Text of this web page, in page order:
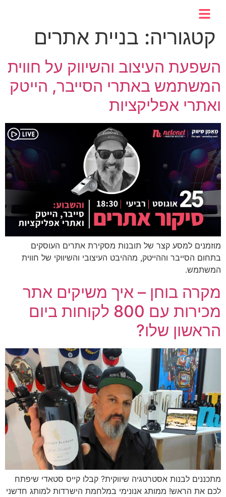
קטגוריה: בניית אתרים
השפעת העיצוב והשיווק על חווית
המשתמש באתרי הסייבר, הייטק
ואתרי אפליקציות
מוזמנים למסע קצר של תובנות מסקירת אתרים העוסקים
בתחום הסייבר וההייטק, מההיבט העיצובי והשיווקי של חווית
המשתמש.
מקרה בוחן – איך משיקים אתר
מכירות עם 800 לקוחות ביום
הראשון שלו?
מתכננים לבנות אסטרטגיה שיווקית? קבלו קייס סטאדי שיפתח
לכם את הראש! ממותג אנונימי במלחמת הישרדות למותג חדשני